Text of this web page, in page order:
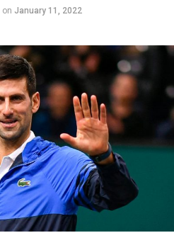
on January 11, 2022